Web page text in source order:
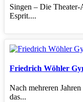
Singen – Die
Esprit....
Friedrich Wöhler
Nach mehreren
das...